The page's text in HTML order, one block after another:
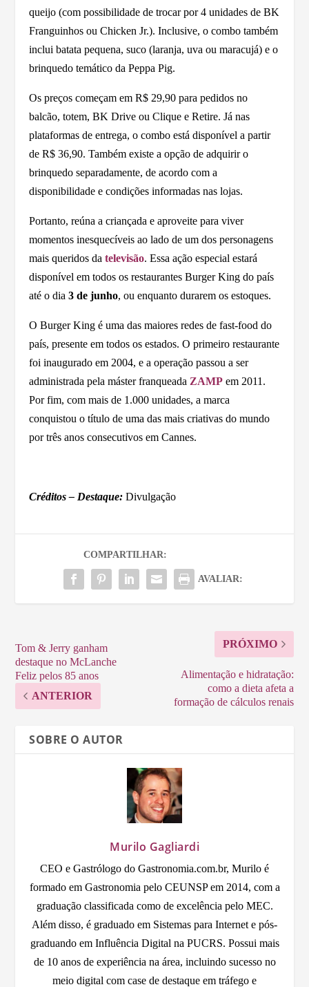
queijo (com possibilidade de trocar por 4 unidades de BK
Franguinhos ou Chicken Jr.). Inclusive, o combo também
inclui batata pequena, suco (laranja, uva ou maracujá) e o
brinquedo temático da Peppa Pig.
Os preços começam em R$ 29,90 para pedidos no
balcão, totem, BK Drive ou Clique e Retire. Já nas
plataformas de entrega, o combo está disponível a partir
de R$ 36,90. Também existe a opção de adquirir o
brinquedo separadamente, de acordo com a
disponibilidade e condições informadas nas lojas.
Portanto, reúna a criançada e aproveite para viver
momentos inesquecíveis ao lado de um dos personagens
mais queridos datelevisão. Essa ação especial estará
disponível em todos os restaurantes Burger King do país
até o dia3 de junho, ou enquanto durarem os estoques.
O Burger King é uma das maiores redes de fast-food do
país, presente em todos os estados. O primeiro restaurante
foi inaugurado em 2004, e a operação passou a ser
administrada pela máster franqueada ZAMP em 2011.
Por fim, com mais de 1.000 unidades, a marca
conquistou o título de uma das mais criativas do mundo
por três anos consecutivos em Cannes.
Créditos – Destaque: Divulgação
COMPARTILHAR:
AVALIAR:
Tom & Jerry ganham
destaque no McLanche
Feliz pelos 85 anos
ANTERIOR
PRÓXIMO
Alimentação e hidratação:
como a dieta afeta a
formação de cálculos renais
SOBRE O AUTOR
Murilo Gagliardi
CEO e Gastrólogo do Gastronomia.com.br, Murilo é
formado em Gastronomia pelo CEUNSP em 2014, com a
graduação classificada como de excelência pelo MEC.
Além disso, é graduado em Sistemas para Internet e pós-
graduando em Influência Digital na PUCRS. Possui mais
de 10 anos de experiência na área, incluindo sucesso no
meio digital com case de destaque em tráfego e